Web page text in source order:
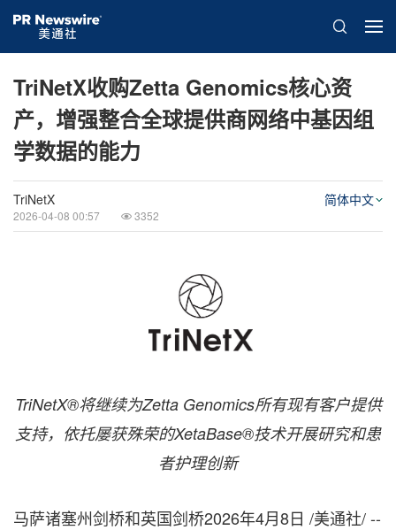
TriNetX收购Zetta Genomics核心资
产，增强整合全球提供商网络中基因组
学数据的能力
TriNetX
2026-04-08 00:57 3352
简体中文
TriNetX®将继续为Zetta Genomics所有现有客户提供
支持，依托屡获殊荣的XetaBase®技术开展研究和患
者护理创新
马萨诸塞州剑桥和英国剑桥2026年4月8日 /美通社/ --